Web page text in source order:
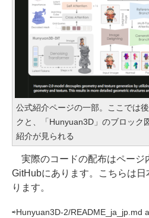
公式紹介ページの一部。ここでは
クと、「Hunyuan3D」のブロック
紹介が見られる
実際のコードの配布はページ
GitHubにあります。こちらは
ります。
⇨Hunyuan3D-2/README_ja_jp.md